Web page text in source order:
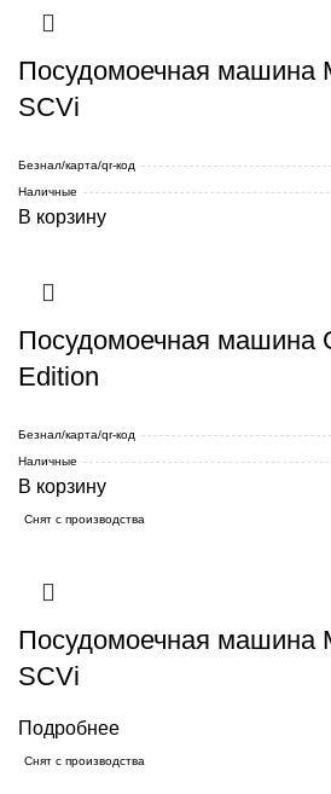
Посудомоечная машина
SCVi
Безнал/карта/qr-код
Наличные
В корзину
Посудомоечная машина
Edition
Безнал/карта/qr-код
Наличные
В корзину
Снят с производства
Посудомоечная машина
SCVi
Подробнее
Снят с производства